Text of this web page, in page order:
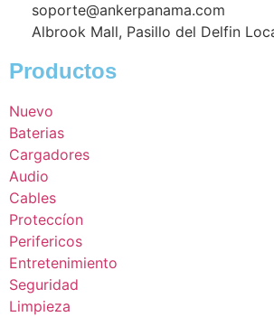
soporte@ankerpanama.com
Albrook Mall, Pasillo del Delfin
Productos
Nuevo
Baterias
Cargadores
Audio
Cables
Proteccíon
Perifericos
Entretenimiento
Seguridad
Limpieza